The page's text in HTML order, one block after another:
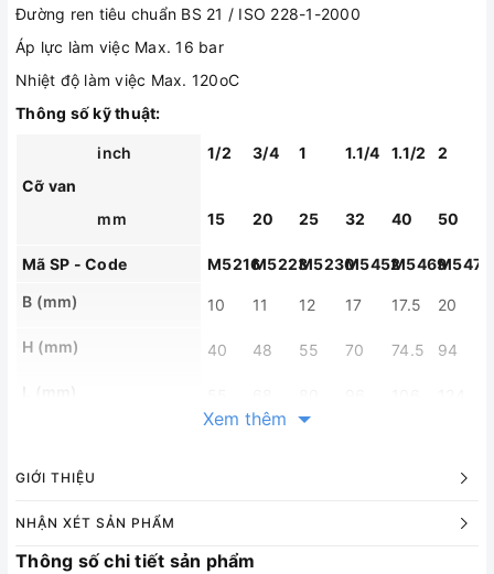
Đường ren tiêu chuẩn BS 21 / ISO 228-1-2000
Áp lực làm việc Max. 16 bar
Nhiệt độ làm việc Max. 120oC
Thông số kỹ thuật:
inch
Cỡ van
mm
1/2
15
3/4
20
1
25
1.1/4
32
1.1/2
40
2
50
Mã SP - Code M5216M5223M5230M5452M5469M5476
B (mm)
10 11 12 17 17.5 20
H (mm) 40 48 55 70 74.5 94
Trọng lượng (g)
1417
Cái / hộp
Xem thêm
GIỚI THIỆU
NHẬN XÉT SẢN PHẨM
Thông số chi tiết sản phẩm